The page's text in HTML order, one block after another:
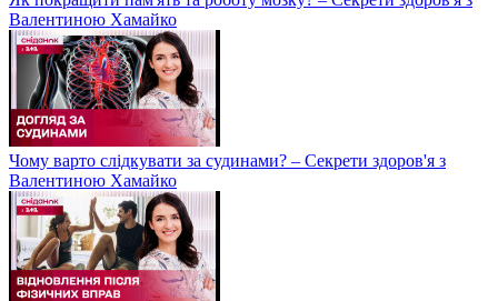
Валентиною Хамайко
Чому варто слідкувати за судинами? – Секрети здоров'я з
Валентиною Хамайко